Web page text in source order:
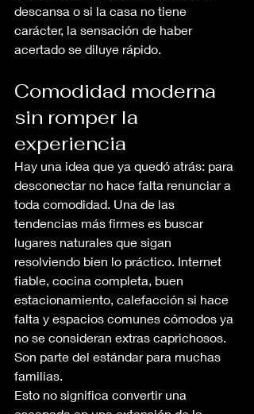
descansa o si la casa no tiene
carácter, la sensación de haber
acertado se diluye rápido.
Comodidad moderna
sin romper la
experiencia
Hay una idea que ya quedó atrás: para
desconectar no hace falta renunciar a
toda comodidad. Una de las
tendencias más firmes es buscar
lugares naturales que sigan
resolviendo bien lo práctico. Internet
fiable, cocina completa, buen
estacionamiento, calefacción si hace
falta y espacios comunes cómodos ya
no se consideran extras caprichosos.
Son parte del estándar para muchas
familias.
Esto no significa convertir una